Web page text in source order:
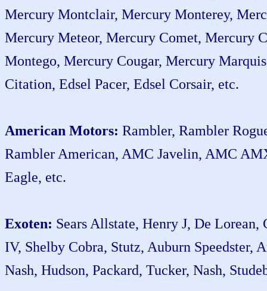
Mercury Montclair, Mercury Monterey,
Mercury Meteor, Mercury Comet, Mercury
Montego, Mercury Cougar, Mercury
Citation, Edsel Pacer, Edsel Corsair, etc.
American Motors: Rambler, Rambler
Rambler American, AMC Javelin, AMC
Eagle, etc.
Exoten: Sears Allstate, Henry J, De
IV, Shelby Cobra, Stutz, Auburn Speedster,
Nash, Hudson, Packard, Tucker, Nash,